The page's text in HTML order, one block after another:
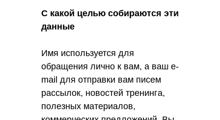
С какой целью собираются эти
данные
Имя используется для
обращения лично к вам, а ваш e-
mail для отправки вам писем
рассылок, новостей тренинга,
полезных материалов,